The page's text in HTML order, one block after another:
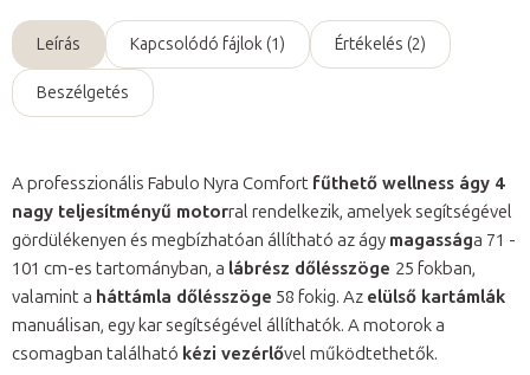
Leírás Kapcsolódó fájlok (1) Értékelés (2)
Beszélgetés
A professzionális Fabulo Nyra Comfort fűthető wellness ágy 4
nagy teljesítményű motorral rendelkezik, amelyek segítségével
gördülékenyen és megbízhatóan állítható az ágy magassága 71 -
101 cm-es tartományban, a lábrész dőlésszöge 25 fokban,
valamint a háttámla dőlésszöge 58 fokig. Az elülső kartámlák
manuálisan, egy kar segítségével állíthatók. A motorok a
csomagban található kézi vezérlővel működtethetők.